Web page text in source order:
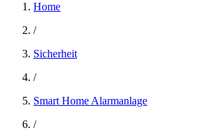
Home
/
Sicherheit
/
Smart Home Alarmanlage
/